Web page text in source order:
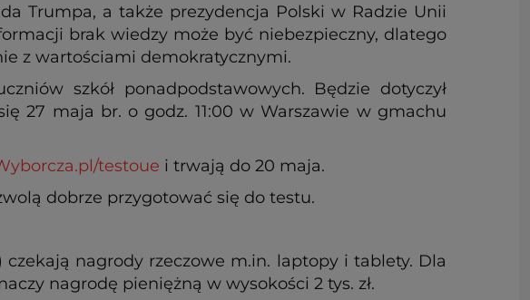
Trumpa, a także prezydencja Polski w Radzie Unii
brak wiedzy może być niebezpieczny, dlatego
z wartościami demokratycznymi.
szkół ponadpodstawowych. Będzie dotyczył
27 maja br. o godz. 11:00 w Warszawie w gmachu
testoue i trwają do 20 maja.
dobrze przygotować się do testu.
nagrody rzeczowe m.in. laptopy i tablety. Dla
nagrodę pieniężną w wysokości 2 tys. zł.